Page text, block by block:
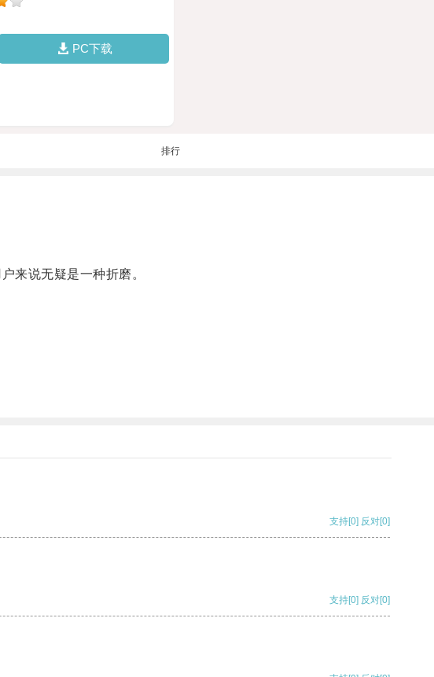
PC下载
排行
来说无疑是一种折磨。
支持[0] 反对[0]
支持[0] 反对[0]